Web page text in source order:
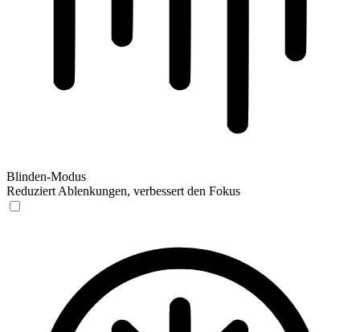
Blinden-Modus
Reduziert Ablenkungen, verbessert den Fokus